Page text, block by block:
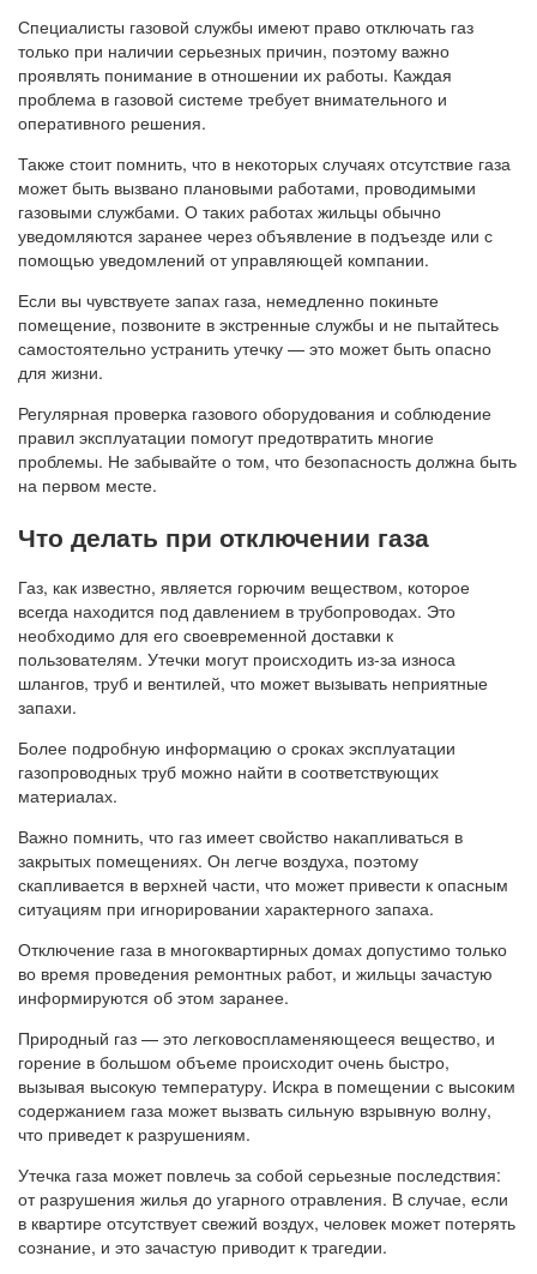
Специалисты газовой службы имеют право отключать газ
только при наличии серьезных причин, поэтому важно
проявлять понимание в отношении их работы. Каждая
проблема в газовой системе требует внимательного и
оперативного решения.
Также стоит помнить, что в некоторых случаях отсутствие газа
может быть вызвано плановыми работами, проводимыми
газовыми службами. О таких работах жильцы обычно
уведомляются заранее через объявление в подъезде или с
помощью уведомлений от управляющей компании.
Если вы чувствуете запах газа, немедленно покиньте
помещение, позвоните в экстренные службы и не пытайтесь
самостоятельно устранить утечку — это может быть опасно
для жизни.
Регулярная проверка газового оборудования и соблюдение
правил эксплуатации помогут предотвратить многие
проблемы. Не забывайте о том, что безопасность должна быть
на первом месте.
Что делать при отключении газа
Газ, как известно, является горючим веществом, которое
всегда находится под давлением в трубопроводах. Это
необходимо для его своевременной доставки к
пользователям. Утечки могут происходить из-за износа
шлангов, труб и вентилей, что может вызывать неприятные
запахи.
Более подробную информацию о сроках эксплуатации
газопроводных труб можно найти в соответствующих
материалах.
Важно помнить, что газ имеет свойство накапливаться в
закрытых помещениях. Он легче воздуха, поэтому
скапливается в верхней части, что может привести к опасным
ситуациям при игнорировании характерного запаха.
Отключение газа в многоквартирных домах допустимо только
во время проведения ремонтных работ, и жильцы зачастую
информируются об этом заранее.
Природный газ — это легковоспламеняющееся вещество, и
горение в большом объеме происходит очень быстро,
вызывая высокую температуру. Искра в помещении с высоким
содержанием газа может вызвать сильную взрывную волну,
что приведет к разрушениям.
Утечка газа может повлечь за собой серьезные последствия:
от разрушения жилья до угарного отравления. В случае, если
в квартире отсутствует свежий воздух, человек может потерять
сознание, и это зачастую приводит к трагедии.